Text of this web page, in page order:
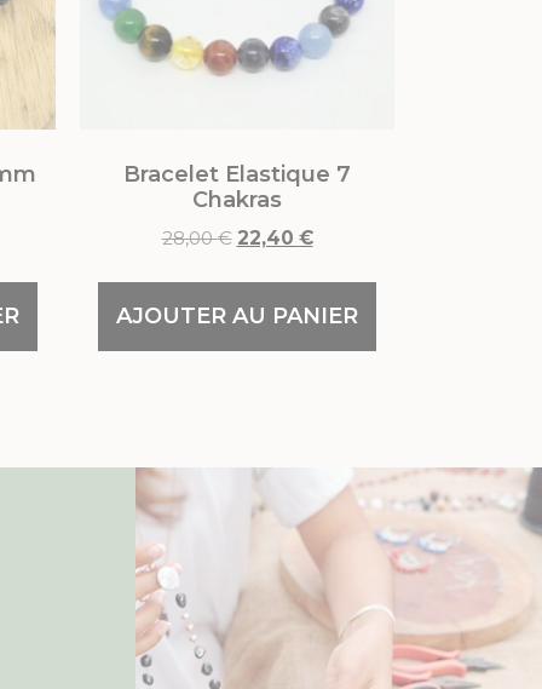
Bracelet Elastique 7
Chakras
28,00€ 22,40 €
AJOUTER AU PANIER